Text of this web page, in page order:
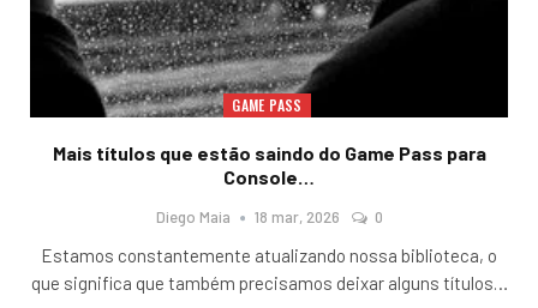
GAME PASS
Mais títulos que estão saindo do Game Pass para
Console…
Diego Maia 18 mar, 2026 0
Estamos constantemente atualizando nossa biblioteca, o
que significa que também precisamos deixar alguns títulos…